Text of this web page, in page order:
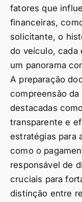
fatores que
financeiras,
solicitante, o
do veículo, cada
um panorama
A preparação
compreensão
destacadas
transparente e
estratégias para
como o
responsável de
cruciais para
distinção entre